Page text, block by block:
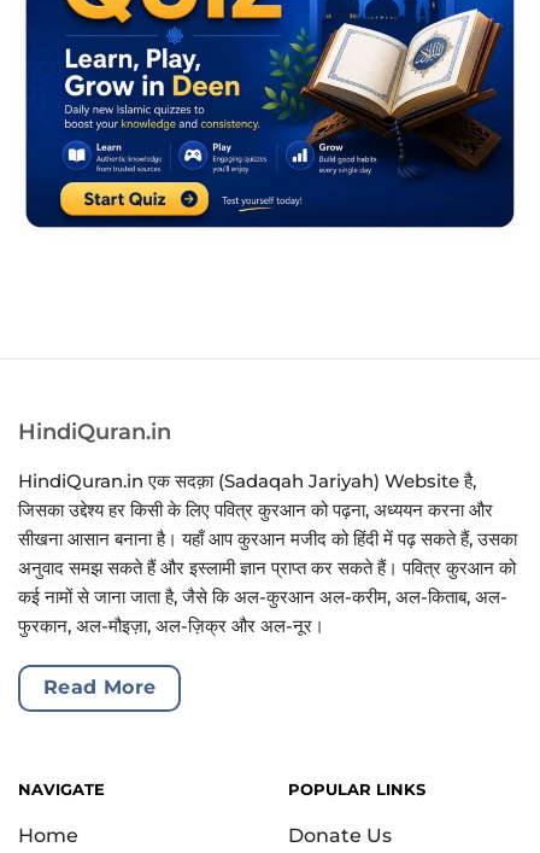
HindiQuran.in
HindiQuran.in एक सदक़ा (Sadaqah Jariyah) Website है,
जिसका उद्देश्य हर किसी के लिए पवित्र कुरआन को पढ़ना, अध्ययन करना और
सीखना आसान बनाना है। यहाँ आप कुरआन मजीद को हिंदी में पढ़ सकते हैं, उसका
अनुवाद समझ सकते हैं और इस्लामी ज्ञान प्राप्त कर सकते हैं। पवित्र कुरआन को
कई नामों से जाना जाता है, जैसे कि अल-कुरआन अल-करीम, अल-किताब, अल-
फुरकान, अल-मौइज़ा, अल-ज़िक्र और अल-नूर।
Read More
NAVIGATE
Home
POPULAR LINKS
Donate Us